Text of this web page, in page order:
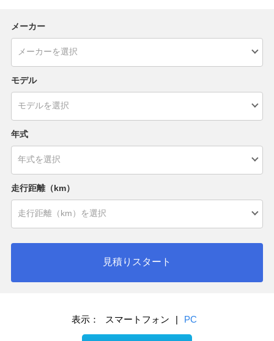
メーカー
モデル
年式
走行距離（km）
見積りスタート
表示： スマートフォン | PC